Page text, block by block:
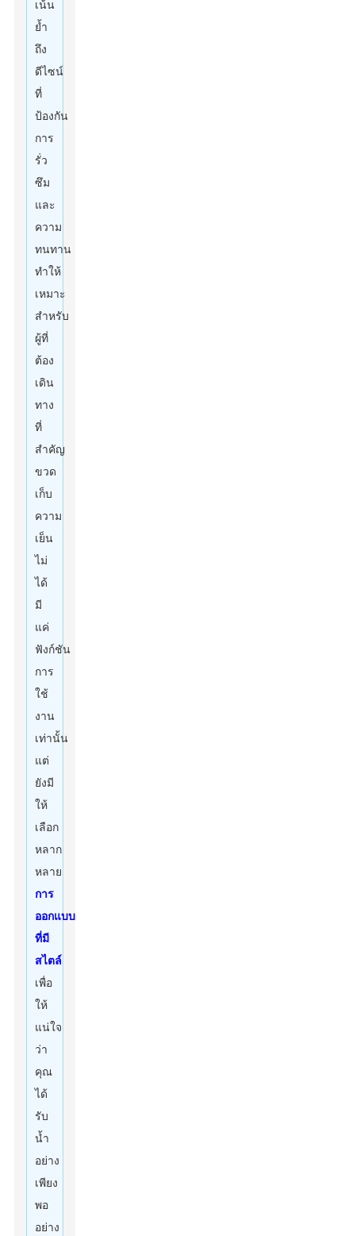
เน้น
ย้ำ
ถึง
ดีไซน์
ที่
ป้องกัน
การ
รั่ว
ซึม
และ
ความ
ทนทาน
ทำให้
เหมาะ
สำหรับ
ผู้ที่
ต้อง
เดิน
ทาง
ที่
สำคัญ
ขวด
เก็บ
ความ
เย็น
ไม่
ได้
มี
แค่
ฟังก์ชัน
การ
ใช้
งาน
เท่านั้น
แต่
ยังมี
ให้
เลือก
หลาก
หลาย
การ
ออกแบบ
ที่มี
สไตล์
เพื่อ
ให้
แน่ใจ
ว่า
คุณ
ได้
รับ
น้ำ
อย่าง
เพียง
พอ
อย่าง